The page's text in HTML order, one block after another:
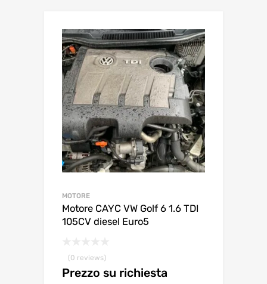
MOTORE
Motore CAYC VW Golf 6 1.6 TDI
105CV diesel Euro5
(0 reviews)
Prezzo su richiesta